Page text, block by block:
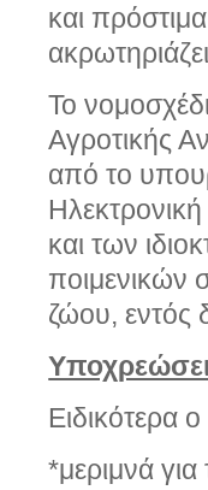
και
Το
Αγροτικής
από το
και των
ποιμενικών
ζώου, εντός
Ειδικότερα ο
*μεριμνά